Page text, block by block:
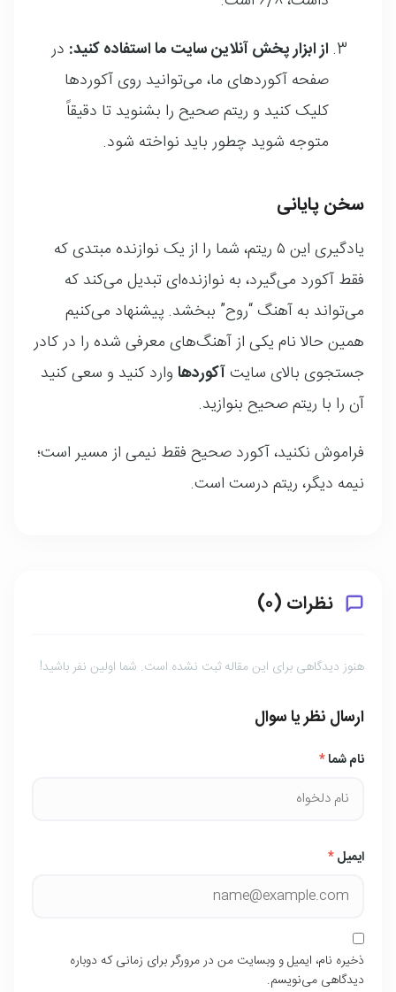
از ابزار پخش آنلاین سایت ما استفاده کنید: در
صفحه آکوردهای ما، می‌توانید روی آکوردها
کلیک کنید و ریتم صحیح را بشنوید تا دقیقاً
متوجه شوید چطور باید نواخته شود.
سخن پایانی
یادگیری این ۵ ریتم، شما را از یک نوازنده مبتدی که
فقط آکورد می‌گیرد، به نوازنده‌ای تبدیل می‌کند که
می‌تواند به آهنگ “روح” ببخشد. پیشنهاد می‌کنیم
همین حالا نام یکی از آهنگ‌های معرفی شده را در کادر
جستجوی بالای سایتآکوردها وارد کنید و سعی کنید
آن را با ریتم صحیح بنوازید.
فراموش نکنید، آکورد صحیح فقط نیمی از مسیر است؛
نیمه دیگر، ریتم درست است.
نظرات (۰)
هنوز دیدگاهی برای این مقاله ثبت نشده است. شما اولین نفر باشید!
ارسال نظر یا سوال
نام شما*
ایمیل*
ذخیره نام، ایمیل و وبسایت من در مرورگر برای زمانی که دوباره
دیدگاهی می‌نویسم.